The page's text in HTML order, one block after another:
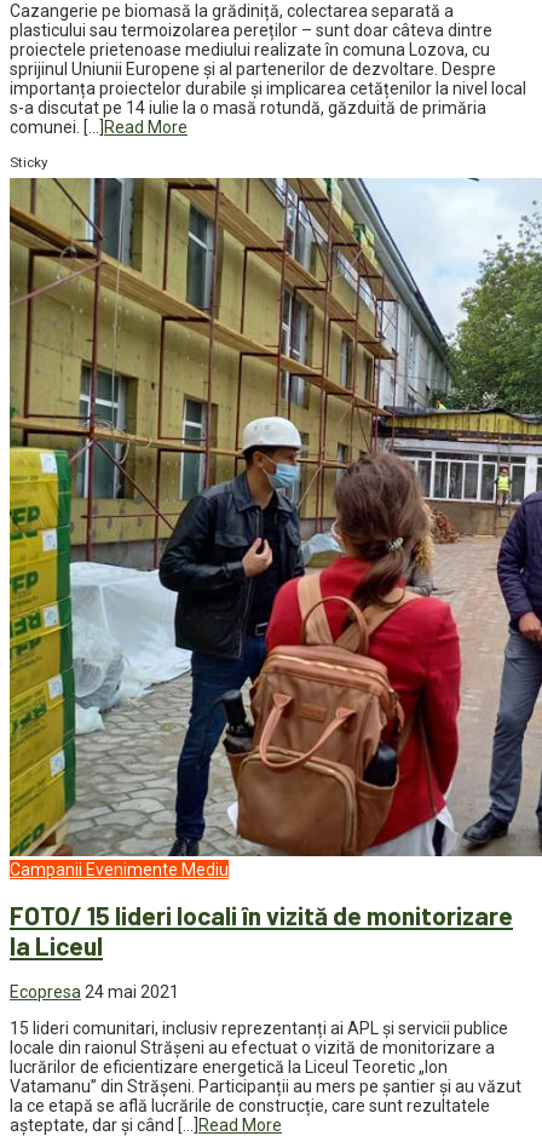
Cazangerie pe biomasă la grădiniță, colectarea separată a
plasticului sau termoizolarea pereților – sunt doar câteva dintre
proiectele prietenoase mediului realizate în comuna Lozova, cu
sprijinul Uniunii Europene și al partenerilor de dezvoltare. Despre
importanța proiectelor durabile și implicarea cetățenilor la nivel local
s-a discutat pe 14 iulie la o masă rotundă, găzduită de primăria
comunei. […] Read More
Sticky
Campanii Evenimente Mediu
FOTO/ 15 lideri locali în vizită de monitorizare
la Liceul
Ecopresa 24 mai 2021
15 lideri comunitari, inclusiv reprezentanți ai APL și servicii publice
locale din raionul Strășeni au efectuat o vizită de monitorizare a
lucrărilor de eficientizare energetică la Liceul Teoretic „Ion
Vatamanu” din Strășeni. Participanții au mers pe șantier și au văzut
la ce etapă se află lucrările de construcție, care sunt rezultatele
așteptate, dar și când […]
Read More